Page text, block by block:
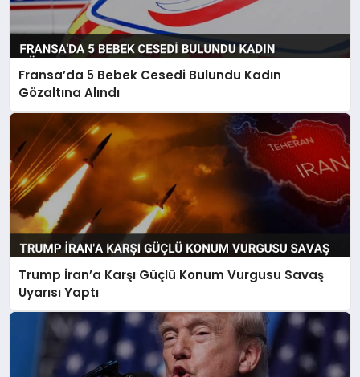
Fransa’da 5 Bebek Cesedi Bulundu Kadın
Gözaltına Alındı
Trump İran’a Karşı Güçlü Konum Vurgusu Savaş
Uyarısı Yaptı